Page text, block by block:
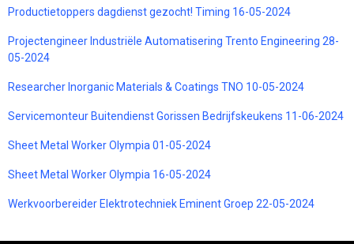
Productietoppers dagdienst gezocht! Timing 16-05-2024
Projectengineer Industriële Automatisering Trento Engineering 28-
05-2024
Researcher Inorganic Materials & Coatings TNO 10-05-2024
Servicemonteur Buitendienst Gorissen Bedrijfskeukens 11-06-2024
Sheet Metal Worker Olympia 01-05-2024
Sheet Metal Worker Olympia 16-05-2024
Werkvoorbereider Elektrotechniek Eminent Groep 22-05-2024